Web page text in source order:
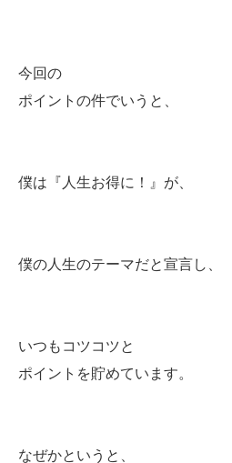
今回の
ポイントの件でいうと、
僕は『人生お得に！』が、
僕の人生のテーマだと宣言し、
いつもコツコツと
ポイントを貯めています。
なぜかというと、